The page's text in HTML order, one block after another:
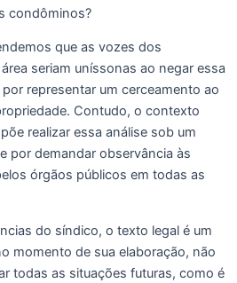
condôminos?
que as vozes dos
seriam uníssonas ao negar essa
representar um cerceamento ao
Contudo, o contexto
realizar essa análise sob um
por demandar observância às
órgãos públicos em todas as
do síndico, o texto legal é um
momento de sua elaboração, não
todas as situações futuras, como é